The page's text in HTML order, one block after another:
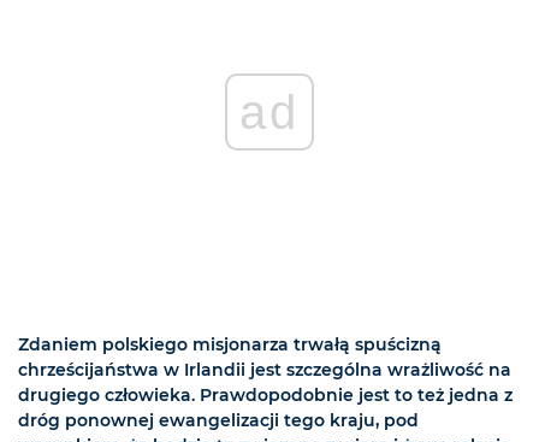
ad
Zdaniem polskiego misjonarza trwałą spuścizną
chrześcijaństwa w Irlandii jest szczególna wrażliwość na
drugiego człowieka. Prawdopodobnie jest to też jedna z
dróg ponownej ewangelizacji tego kraju, pod